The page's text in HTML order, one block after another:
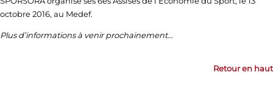
octobre 2016, au Medef.
Plus d’informations à venir prochainement…
Retour en haut